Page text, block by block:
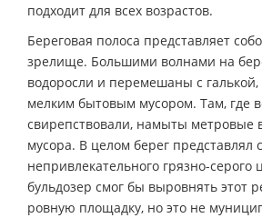
подходит для всех возрастов.
Береговая полоса представляет
зрелище. Большими волнами на
водоросли и перемешаны с
мелким бытовым мусором. Там, где
свирепствовали, намыты метровые
мусора. В целом берег представлял
непривлекательного грязно-серого
бульдозер смог бы выровнять этот
ровную площадку, но это не